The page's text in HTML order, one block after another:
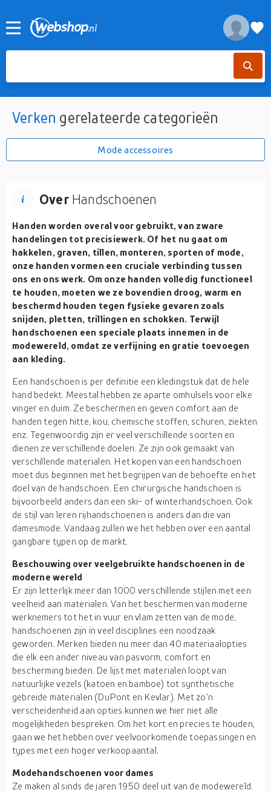
Verken gerelateerde categorieën
Mode accessoires
OverHandschoenen
Handen worden overal voor gebruikt, van zware
handelingen tot precisiewerk. Of het nu gaat om
hakkelen, graven, tillen, monteren, sporten of mode,
onze handen vormen een cruciale verbinding tussen
ons en ons werk. Om onze handen volledig functioneel
te houden, moeten we ze bovendien droog, warm en
beschermd houden tegen fysieke gevaren zoals
snijden, pletten, trillingen en schokken. Terwijl
handschoenen een speciale plaats innemen in de
modewereld, omdat ze verfijning en gratie toevoegen
aan kleding.
Een handschoen is per definitie een kledingstuk dat de hele
hand bedekt. Meestal hebben ze aparte omhulsels voor elke
vinger en duim. Ze beschermen en geven comfort aan de
handen tegen hitte, kou, chemische stoffen, schuren, ziekten
enz. Tegenwoordig zijn er veel verschillende soorten en
dienen ze verschillende doelen. Ze zijn ook gemaakt van
verschillende materialen. Het kopen van een handschoen
moet dus beginnen met het begrijpen van de behoefte en het
doel van de handschoen. Een chirurgische handschoen is
bijvoorbeeld anders dan een ski- of winterhandschoen. Ook
de stijl van leren rijhandschoenen is anders dan die van
damesmode. Vandaag zullen we het hebben over een aantal
gangbare typen op de markt.
Beschouwing over veelgebruikte handschoenen in de
moderne wereld
Er zijn letterlijk meer dan 1000 verschillende stijlen met een
veelheid aan materialen. Van het beschermen van moderne
werknemers tot het in vuur en vlam zetten van de mode,
handschoenen zijn in veel disciplines een noodzaak
geworden. Merken bieden nu meer dan 40 materiaalopties
die elk een ander niveau van pasvorm, comfort en
bescherming bieden. De lijst met materialen loopt van
natuurlijke vezels (katoen en bamboe) tot synthetische
gebreide materialen (DuPont en Kevlar). Met zo'n
verscheidenheid aan opties kunnen we hier niet alle
mogelijkheden bespreken. Om het kort en precies te houden,
gaan we het hebben over veelvoorkomende toepassingen en
types met een hoger verkoopaantal.
Modehandschoenen voor dames
Ze maken al sinds de jaren 1950 deel uit van de modewereld.